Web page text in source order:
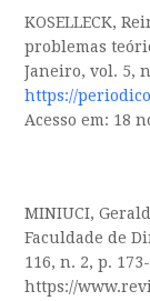
KOSELLECK,
problemas
Janeiro, vol. 5,
https://
Acesso em: 18
MINIUCI,
Faculdade de
116, n. 2, p.
https://